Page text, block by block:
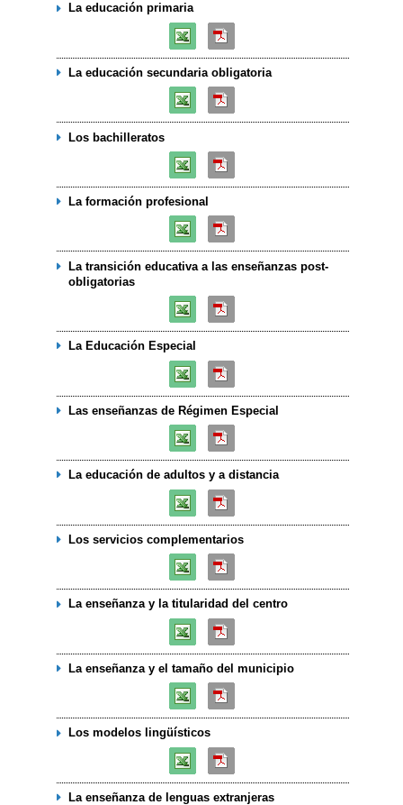
La educación primaria
La educación secundaria obligatoria
Los bachilleratos
La formación profesional
La transición educativa a las enseñanzas post-
obligatorias
La Educación Especial
Las enseñanzas de Régimen Especial
La educación de adultos y a distancia
Los servicios complementarios
La enseñanza y la titularidad del centro
La enseñanza y el tamaño del municipio
Los modelos lingüísticos
La enseñanza de lenguas extranjeras